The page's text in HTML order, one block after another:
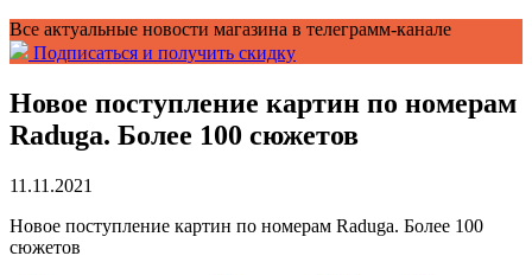
Все актуальные новости магазина в телеграмм-канале
Подписаться и получить скидку
Новое поступление картин по номерам
Raduga. Более 100 сюжетов
11.11.2021
Новое поступление картин по номерам Raduga. Более 100
сюжетов